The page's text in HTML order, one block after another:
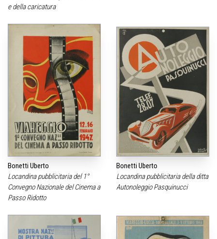
Bonetti, locandina cm.24×17
e della caricatura
Bonetti Uberto
Locandina pubblicitaria del 1°
Convegno Nazionale del Cinema a
Passo Ridotto
Bonetti Uberto
Locandina pubblicitaria della ditta
Autonoleggio Pasquinucci